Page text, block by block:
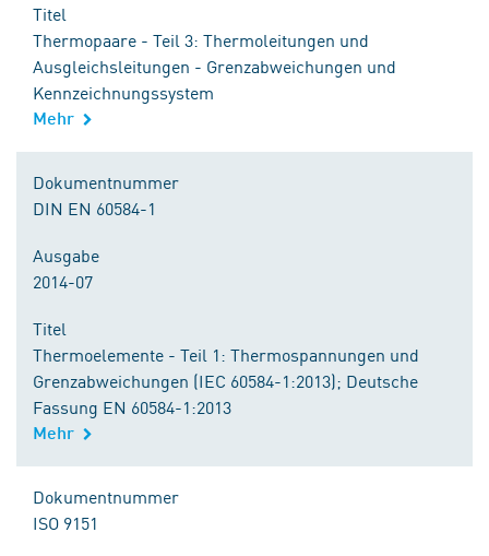
Titel
Thermopaare - Teil 3: Thermoleitungen und
Ausgleichsleitungen - Grenzabweichungen und
Kennzeichnungssystem
Mehr
Dokumentnummer
DIN EN 60584-1
Ausgabe
2014-07
Titel
Thermoelemente - Teil 1: Thermospannungen und
Grenzabweichungen (IEC 60584-1:2013); Deutsche
Fassung EN 60584-1:2013
Mehr
Dokumentnummer
ISO 9151